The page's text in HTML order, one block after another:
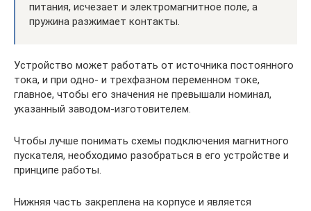
питания, исчезает и электромагнитное поле, а
пружина разжимает контакты.
Устройство может работать от источника постоянного
тока, и при одно- и трехфазном переменном токе,
главное, чтобы его значения не превышали номинал,
указанный заводом-изготовителем.
Чтобы лучше понимать схемы подключения магнитного
пускателя, необходимо разобраться в его устройстве и
принципе работы.
Нижняя часть закреплена на корпусе и является